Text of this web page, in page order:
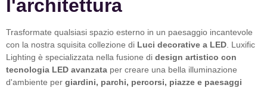
l'architettura
Trasformate qualsiasi spazio esterno in un paesaggio incantevole
con la nostra squisita collezione di Luci decorative a LED. Luxific
Lighting è specializzata nella fusione di design artistico con
tecnologia LED avanzata per creare una bella illuminazione
d'ambiente per giardini, parchi, percorsi, piazze e paesaggi